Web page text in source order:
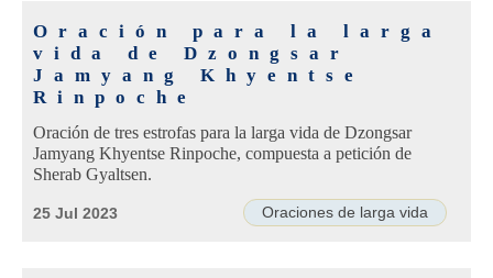
Oración para la larga
vida de Dzongsar
Jamyang Khyentse
Rinpoche
Oración de tres estrofas para la larga vida de Dzongsar
Jamyang Khyentse Rinpoche, compuesta a petición de
Sherab Gyaltsen.
Oraciones de larga vida
25 Jul 2023